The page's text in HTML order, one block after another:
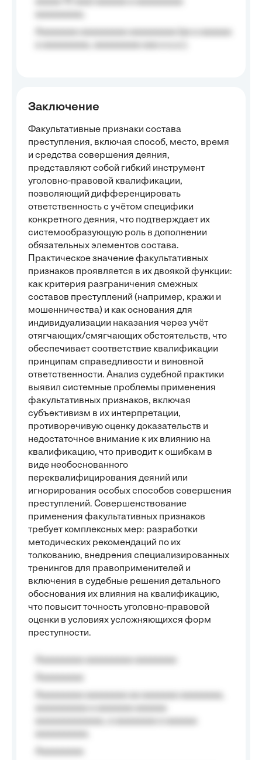
Заключение
Факультативные признаки состава
преступления, включая способ, место, время
и средства совершения деяния,
представляют собой гибкий инструмент
уголовно-правовой квалификации,
позволяющий дифференцировать
ответственность с учётом специфики
конкретного деяния, что подтверждает их
системообразующую роль в дополнении
обязательных элементов состава.
Практическое значение факультативных
признаков проявляется в их двоякой функции:
как критерия разграничения смежных
составов преступлений (например, кражи и
мошенничества) и как основания для
индивидуализации наказания через учёт
отягчающих/смягчающих обстоятельств, что
обеспечивает соответствие квалификации
принципам справедливости и виновной
ответственности. Анализ судебной практики
выявил системные проблемы применения
факультативных признаков, включая
субъективизм в их интерпретации,
противоречивую оценку доказательств и
недостаточное внимание к их влиянию на
квалификацию, что приводит к ошибкам в
виде необоснованного
переквалифицирования деяний или
игнорирования особых способов совершения
преступлений. Совершенствование
применения факультативных признаков
требует комплексных мер: разработки
методических рекомендаций по их
толкованию, внедрения специализированных
тренингов для правоприменителей и
включения в судебные решения детального
обоснования их влияния на квалификацию,
что повысит точность уголовно-правовой
оценки в условиях усложняющихся форм
преступности.